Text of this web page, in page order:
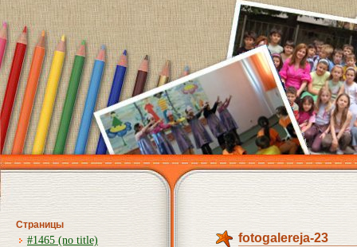
Страницы
#1465 (no title)
fotogalereja-23